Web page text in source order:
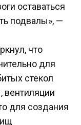
оставаться
подвалы», —
что
для
стекол
вентиляции
для создания